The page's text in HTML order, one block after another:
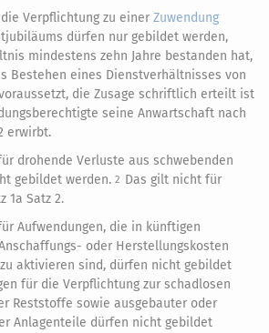
Verpflichtung zu einer Zuwendung
dürfen nur gebildet werden,
mindestens zehn Jahre bestanden hat,
Bestehen eines Dienstverhältnisses von
die Zusage schriftlich erteilt ist
seine Anwartschaft nach
erwirbt.
drohende Verluste aus schwebenden
gebildet werden. 2 Das gilt nicht für
1a Satz 2.
Aufwendungen, die in künftigen
oder Herstellungskosten
aktivieren sind, dürfen nicht gebildet
für die Verpflichtung zur schadlosen
Reststoffe sowie ausgebauter oder
Anlagenteile dürfen nicht gebildet